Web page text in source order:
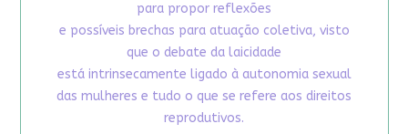
para propor reflexões
e possíveis brechas para atuação coletiva, visto
que o debate da laicidade
está intrinsecamente ligado à autonomia sexual
das mulheres e tudo o que se refere aos direitos
reprodutivos.